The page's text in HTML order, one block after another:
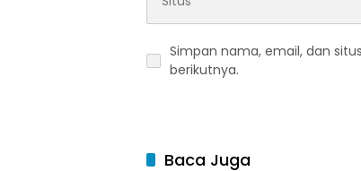
Simpan nama, email, dan
berikutnya.
Baca Juga